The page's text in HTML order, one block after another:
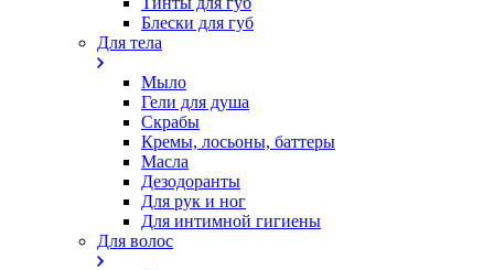
Блески для губ
Для тела
Мыло
Гели для душа
Скрабы
Кремы, лосьоны, баттеры
Масла
Дезодоранты
Для рук и ног
Для интимной гигиены
Для волос